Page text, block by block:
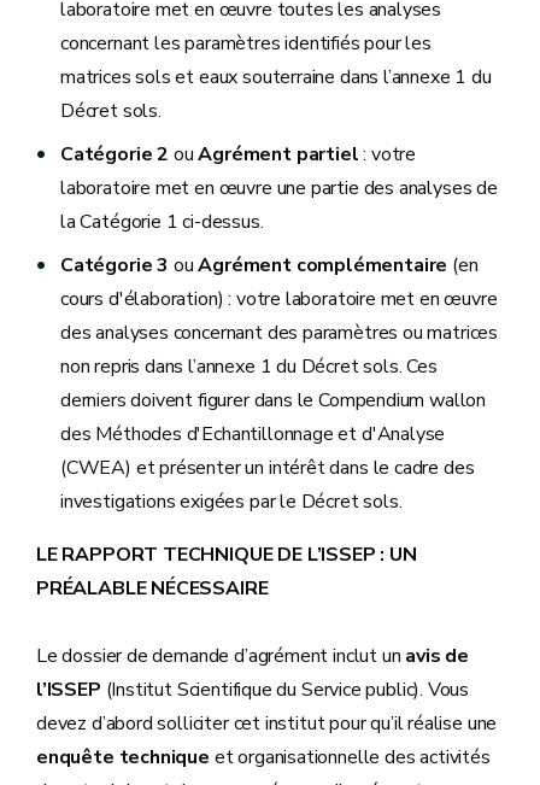
laboratoire met en œuvre toutes les analyses
concernant les paramètres identifiés pour les
matrices sols et eaux souterraine dans l’annexe 1 du
Décret sols.
Catégorie 2 ouAgrément partiel: votre
laboratoire met en œuvre une partie des analyses de
la Catégorie 1 ci-dessus.
Catégorie 3 ouAgrément complémentaire (en
cours d'élaboration) : votre laboratoire met en œuvre
des analyses concernant des paramètres ou matrices
non repris dans l’annexe 1 du Décret sols. Ces
derniers doivent figurer dans le Compendium wallon
des Méthodes d'Echantillonnage et d'Analyse
(CWEA) et présenter un intérêt dans le cadre des
investigations exigées par le Décret sols.
LE RAPPORT TECHNIQUE DE L’ISSEP : UN
PRÉALABLE NÉCESSAIRE
Le dossier de demande d’agrément inclut un avis de
l’ISSEP (Institut Scientifique du Service public). Vous
devez d’abord solliciter cet institut pour qu’il réalise une
enquête technique et organisationnelle des activités